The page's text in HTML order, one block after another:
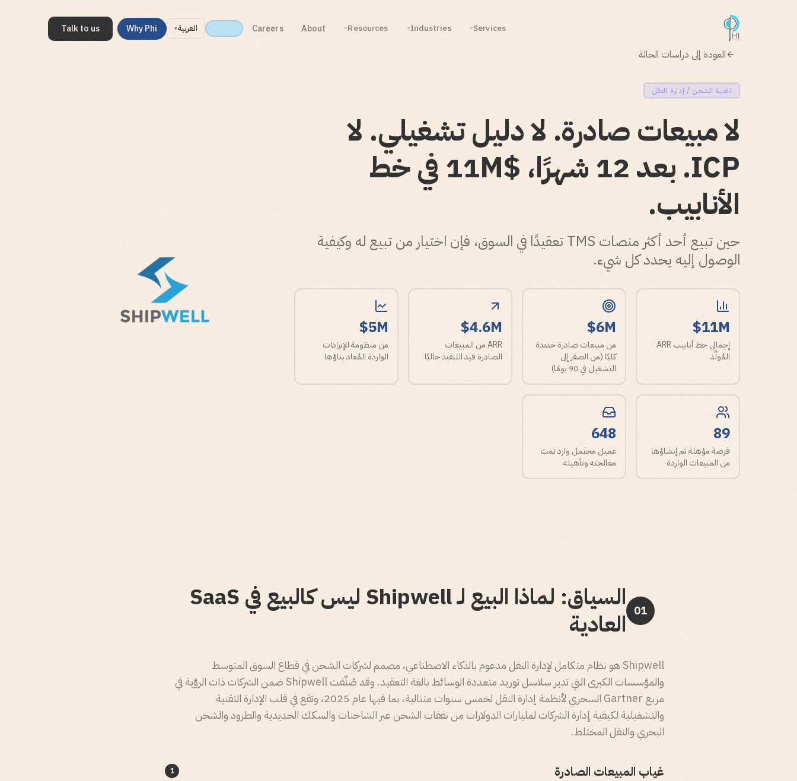
Services
Industries
Resources
About
Careers العربية▾
Why Phi
Talk to us
العودة إلى دراسات الحالة
تقنية الشحن / إدارة النقل
لا مبيعات صادرة. لا دليل تشغيلي. لا
ICP. بعد 12 شهرًا، $11M في خط
الأنابيب.
حين تبيع أحد أكثر منصات TMS تعقيدًا في السوق، فإن اختيار من تبيع له وكيفية
الوصول إليه يحدد كل شيء.
$11M
إجمالي خط أنابيب ARR
المُولَّد
$6M
من مبيعات صادرة جديدة
كليًا (من الصفر إلى
التشغيل في 90 يومًا)
$4.6M
ARR من المبيعات
الصادرة قيد التنفيذ حاليًا
$5M
من منظومة الإيرادات
الواردة المُعاد بناؤها
89
فرصة مؤهلة تم إنشاؤها
من المبيعات الواردة
648
عميل محتمل وارد تمت
معالجته وتأهيله
01
السياق: لماذا البيع لـ Shipwell ليس كالبيع في SaaS
العادية
Shipwell هو نظام متكامل لإدارة النقل مدعوم بالذكاء الاصطناعي، مصمم لشركات الشحن في قطاع السوق المتوسط
والمؤسسات الكبرى التي تدير سلاسل توريد متعددة الوسائط بالغة التعقيد. وقد صُنِّفت Shipwell ضمن الشركات ذات الرؤية في
مربع Gartner السحري لأنظمة إدارة النقل لخمس سنوات متتالية، بما فيها عام 2025، وتقع في قلب الإدارة التقنية
والتشغيلية لكيفية إدارة الشركات لمليارات الدولارات من نفقات الشحن عبر الشاحنات والسكك الحديدية والطرود والشحن
البحري والنقل المختلط.
1 غياب المبيعات الصادرة